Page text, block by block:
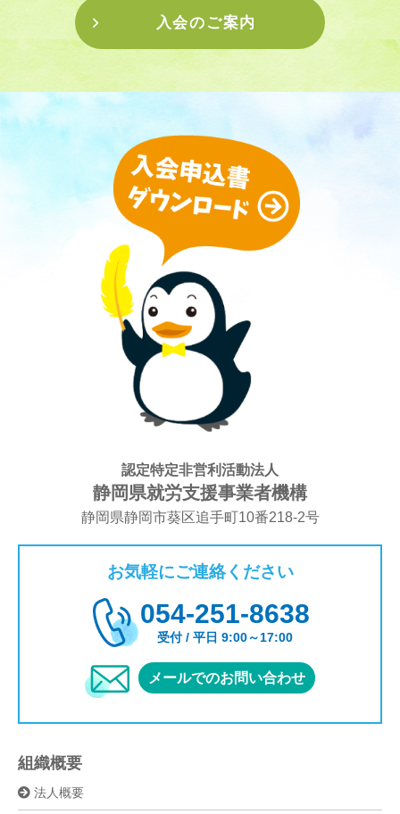
入会のご案内
認定特定非営利活動法人
静岡県就労支援事業者機構
静岡県静岡市葵区追手町10番218-2号
お気軽にご連絡ください
054-251-8638
受付 / 平日 9:00～17:00
メールでのお問い合わせ
組織概要
法人概要